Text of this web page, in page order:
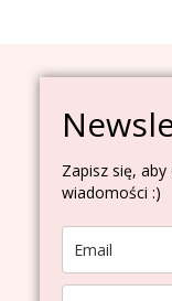
Zapisz się,
wiadomości :)